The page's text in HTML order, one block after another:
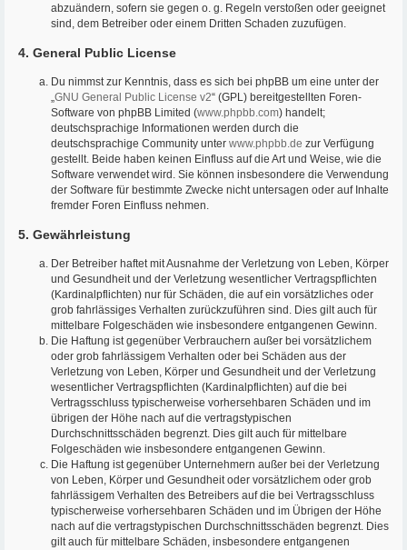
abzuändern, sofern sie gegen o. g. Regeln verstoßen oder geeignet
sind, dem Betreiber oder einem Dritten Schaden zuzufügen.
4. General Public License
Du nimmst zur Kenntnis, dass es sich bei phpBB um eine unter der
„GNU General Public License v2“ (GPL) bereitgestellten Foren-
Software von phpBB Limited (www.phpbb.com) handelt;
deutschsprachige Informationen werden durch die
deutschsprachige Community unter www.phpbb.de zur Verfügung
gestellt. Beide haben keinen Einfluss auf die Art und Weise, wie die
Software verwendet wird. Sie können insbesondere die Verwendung
der Software für bestimmte Zwecke nicht untersagen oder auf Inhalte
fremder Foren Einfluss nehmen.
5. Gewährleistung
Der Betreiber haftet mit Ausnahme der Verletzung von Leben, Körper
und Gesundheit und der Verletzung wesentlicher Vertragspflichten
(Kardinalpflichten) nur für Schäden, die auf ein vorsätzliches oder
grob fahrlässiges Verhalten zurückzuführen sind. Dies gilt auch für
mittelbare Folgeschäden wie insbesondere entgangenen Gewinn.
Die Haftung ist gegenüber Verbrauchern außer bei vorsätzlichem
oder grob fahrlässigem Verhalten oder bei Schäden aus der
Verletzung von Leben, Körper und Gesundheit und der Verletzung
wesentlicher Vertragspflichten (Kardinalpflichten) auf die bei
Vertragsschluss typischerweise vorhersehbaren Schäden und im
übrigen der Höhe nach auf die vertragstypischen
Durchschnittsschäden begrenzt. Dies gilt auch für mittelbare
Folgeschäden wie insbesondere entgangenen Gewinn.
Die Haftung ist gegenüber Unternehmern außer bei der Verletzung
von Leben, Körper und Gesundheit oder vorsätzlichem oder grob
fahrlässigem Verhalten des Betreibers auf die bei Vertragsschluss
typischerweise vorhersehbaren Schäden und im Übrigen der Höhe
nach auf die vertragstypischen Durchschnittsschäden begrenzt. Dies
gilt auch für mittelbare Schäden, insbesondere entgangenen